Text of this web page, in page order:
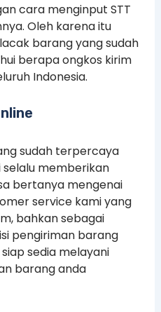
cara menginput STT
Oleh karena itu
barang yang sudah
berapa ongkos kirim
Indonesia.
sudah terpercaya
selalu memberikan
bertanya mengenai
service kami yang
bahkan sebagai
pengiriman barang
sedia melayani
barang anda